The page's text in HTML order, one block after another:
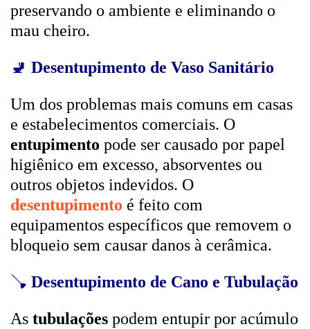
preservando o ambiente e eliminando o
mau cheiro.
🚽 Desentupimento de Vaso Sanitário
Um dos problemas mais comuns em casas
e estabelecimentos comerciais. O
entupimento pode ser causado por papel
higiênico em excesso, absorventes ou
outros objetos indevidos. O
desentupimento é feito com
equipamentos específicos que removem o
bloqueio sem causar danos à cerâmica.
🪠 Desentupimento de Cano e Tubulação
As tubulações podem entupir por acúmulo